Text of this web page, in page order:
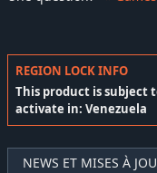
REGION LOCK INFO
This product is
activate in: Venezuela
NEWS ET MISES À